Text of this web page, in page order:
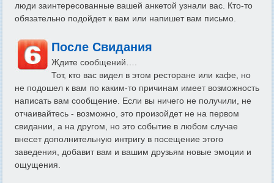
люди заинтересованные вашей анкетой узнали вас. Кто-то
обязательно подойдет к вам или напишет вам письмо.
После Свидания
Ждите сообщений….
Тот, кто вас видел в этом ресторане или кафе, но
не подошел к вам по каким-то причинам имеет возможность
написать вам сообщение. Если вы ничего не получили, не
отчаивайтесь - возможно, это произойдет не на первом
свидании, а на другом, но это событие в любом случае
внесет дополнительную интригу в посещение этого
заведения, добавит вам и вашим друзьям новые эмоции и
ощущения.